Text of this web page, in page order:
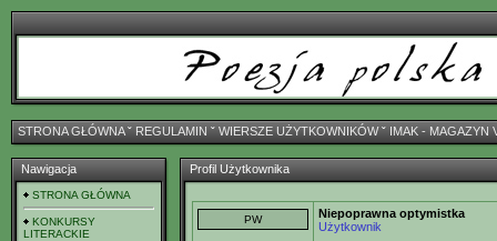
STRONA GŁÓWNAˇ REGULAMIN ˇ WIERSZE UŻYTKOWNIKÓWˇ IMAK - MAGAZYN
Nawigacja
STRONA GŁÓWNA
KONKURSY
LITERACKIE
Profil Użytkownika
Niepoprawna optymistka
Użytkownik